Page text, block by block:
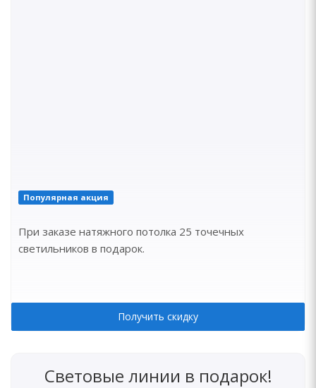
Популярная акция
При заказе натяжного потолка 25 точечных
светильников в подарок.
Получить скидку
Световые линии в подарок!